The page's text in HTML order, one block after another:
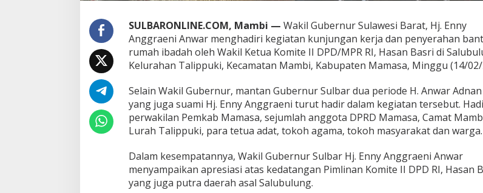
t
e
I
D
D
R
I
d
i
a
m
b
i
SULBARONLINE.COM, Mambi — Wakil Gubernur Sulawesi Barat, Hj. Enny
Anggraeni Anwar menghadiri kegiatan kunjungan kerja dan penyerahan
rumah ibadah oleh Wakil Ketua Komite II DPD/MPR RI, Hasan Basri di
Kelurahan Talippuki, Kecamatan Mambi, Kabupaten Mamasa, Minggu (14/02/
Selain Wakil Gubernur, mantan Gubernur Sulbar dua periode H. Anwar Adnan
yang juga suami Hj. Enny Anggraeni turut hadir dalam kegiatan tersebut.
perwakilan Pemkab Mamasa, sejumlah anggota DPRD Mamasa, Camat
Lurah Talippuki, para tetua adat, tokoh agama, tokoh masyarakat dan warga.
Dalam kesempatannya, Wakil Gubernur Sulbar Hj. Enny Anggraeni Anwar
menyampaikan apresiasi atas kedatangan Pimlinan Komite II DPD RI, Hasan
yang juga putra daerah asal Salubulung.